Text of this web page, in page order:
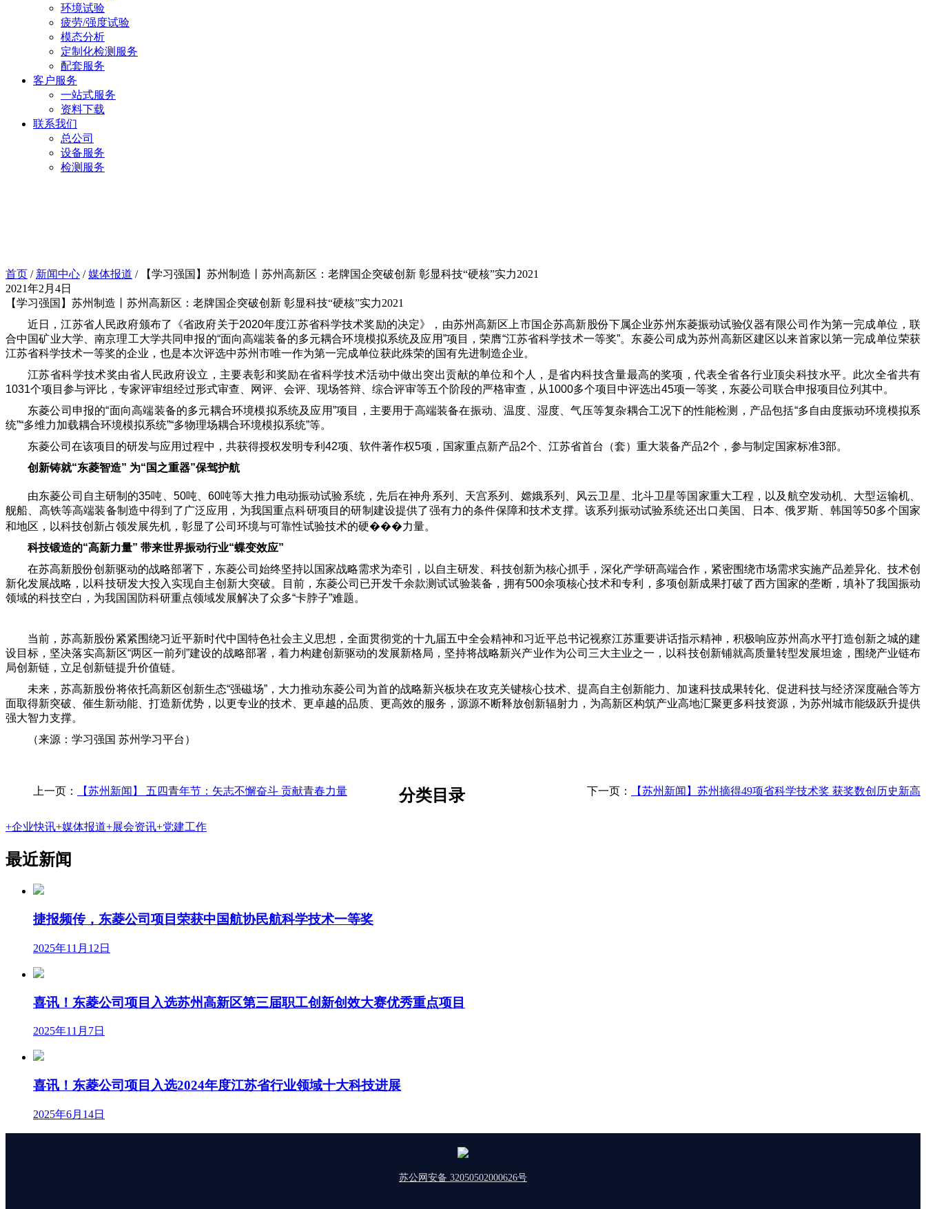
环境试验
疲劳/强度试验
模态分析
定制化检测服务
配套服务
客户服务
一站式服务
资料下载
联系我们
总公司
设备服务
检测服务
首页 / 新闻中心 /媒体报道 / 【学习强国】苏州制造丨苏州高新区：老牌国企突破创新 彰显科技“硬核”实力2021
2021年2月4日
【学习强国】苏州制造丨苏州高新区：老牌国企突破创新 彰显科技“硬核”实力2021
近日，江苏省人民政府颁布了《省政府关于2020年度江苏省科学技术奖励的决定》，由苏州高新区上市国企苏高新股份下属企业苏州东菱振动试验仪器有限公司作为第一完成单位，联
合中国矿业大学、南京理工大学共同申报的“面向高端装备的多元耦合环境模拟系统及应用”项目，荣膺“江苏省科学技术一等奖”。东菱公司成为苏州高新区建区以来首家以第一完成单位荣获
江苏省科学技术一等奖的企业，也是本次评选中苏州市唯一作为第一完成单位获此殊荣的国有先进制造企业。
江苏省科学技术奖由省人民政府设立，主要表彰和奖励在省科学技术活动中做出突出贡献的单位和个人，是省内科技含量最高的奖项，代表全省各行业顶尖科技水平。此次全省共有
1031个项目参与评比，专家评审组经过形式审查、网评、会评、现场答辩、综合评审等五个阶段的严格审查，从1000多个项目中评选出45项一等奖，东菱公司联合申报项目位列其中。
东菱公司申报的“面向高端装备的多元耦合环境模拟系统及应用”项目，主要用于高端装备在振动、温度、湿度、气压等复杂耦合工况下的性能检测，产品包括“多自由度振动环境模拟系
统”“多维力加载耦合环境模拟系统”“多物理场耦合环境模拟系统”等。
东菱公司在该项目的研发与应用过程中，共获得授权发明专利42项、软件著作权5项，国家重点新产品2个、江苏省首台（套）重大装备产品2个，参与制定国家标准3部。
创新铸就“东菱智造” 为“国之重器”保驾护航
由东菱公司自主研制的35吨、50吨、60吨等大推力电动振动试验系统，先后在神舟系列、天宫系列、嫦娥系列、风云卫星、北斗卫星等国家重大工程，以及航空发动机、大型运输机、
舰船、高铁等高端装备制造中得到了广泛应用，为我国重点科研项目的研制建设提供了强有力的条件保障和技术支撑。该系列振动试验系统还出口美国、日本、俄罗斯、韩国等50多个国家
和地区，以科技创新占领发展先机，彰显了公司环境与可靠性试验技术的硬���力量。
科技锻造的“高新力量” 带来世界振动行业“蝶变效应”
在苏高新股份创新驱动的战略部署下，东菱公司始终坚持以国家战略需求为牵引，以自主研发、科技创新为核心抓手，深化产学研高端合作，紧密围绕市场需求实施产品差异化、技术创
新化发展战略，以科技研发大投入实现自主创新大突破。目前，东菱公司已开发千余款测试试验装备，拥有500余项核心技术和专利，多项创新成果打破了西方国家的垄断，填补了我国振动
领域的科技空白，为我国国防科研重点领域发展解决了众多“卡脖子”难题。
当前，苏高新股份紧紧围绕习近平新时代中国特色社会主义思想，全面贯彻党的十九届五中全会精神和习近平总书记视察江苏重要讲话指示精神，积极响应苏州高水平打造创新之城的建
设目标，坚决落实高新区“两区一前列”建设的战略部署，着力构建创新驱动的发展新格局，坚持将战略新兴产业作为公司三大主业之一，以科技创新铺就高质量转型发展坦途，围绕产业链布
局创新链，立足创新链提升价值链。
未来，苏高新股份将依托高新区创新生态“强磁场”，大力推动东菱公司为首的战略新兴板块在攻克关键核心技术、提高自主创新能力、加速科技成果转化、促进科技与经济深度融合等方
面取得新突破、催生新动能、打造新优势，以更专业的技术、更卓越的品质、更高效的服务，源源不断释放创新辐射力，为高新区构筑产业高地汇聚更多科技资源，为苏州城市能级跃升提供
强大智力支撑。
（来源：学习强国 苏州学习平台）
上一页： 【苏州新闻】 五四青年节：矢志不懈奋斗 贡献青春力量 下一页： 【苏州新闻】苏州摘得49项省科学技术奖 获奖数创历史新高
分类目录
+企业快讯+媒体报道+展会资讯+党建工作
最近新闻
捷报频传，东菱公司项目荣获中国航协民航科学技术一等奖
2025年11月12日
喜讯！东菱公司项目入选苏州高新区第三届职工创新创效大赛优秀重点项目
2025年11月7日
喜讯！东菱公司项目入选2024年度江苏省行业领域十大科技进展
2025年6月14日
苏公网安备 32050502000626号